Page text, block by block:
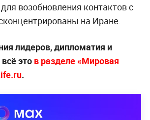
возобновления контактов с
на Иране.
лидеров, дипломатия и
это в разделе «Мировая
.